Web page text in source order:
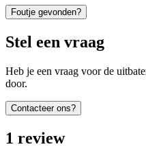
Foutje gevonden?
Stel een vraag
Heb je een vraag voor de
door.
Contacteer ons?
1 review